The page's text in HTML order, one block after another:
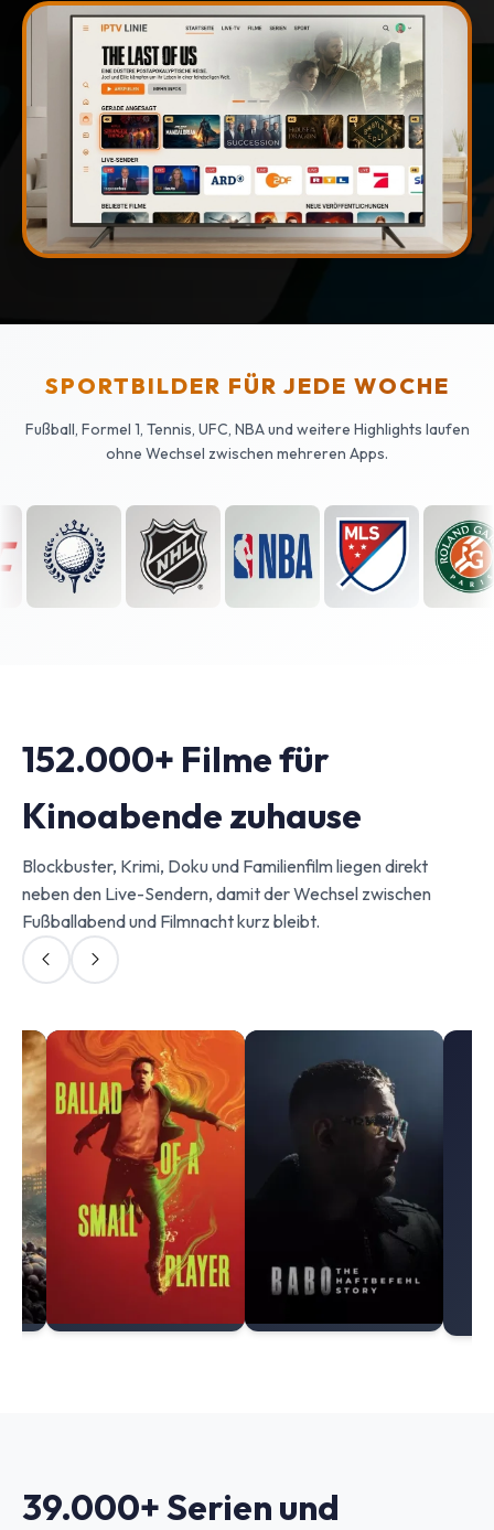
SPORTBILDER FÜR JEDE WOCHE
Fußball, Formel 1, Tennis, UFC, NBA und weitere Highlights laufen
ohne Wechsel zwischen mehreren Apps.
152.000+ Filme für
Kinoabende zuhause
Blockbuster, Krimi, Doku und Familienfilm liegen direkt
neben den Live-Sendern, damit der Wechsel zwischen
Fußballabend und Filmnacht kurz bleibt.
39.000+ Serien und